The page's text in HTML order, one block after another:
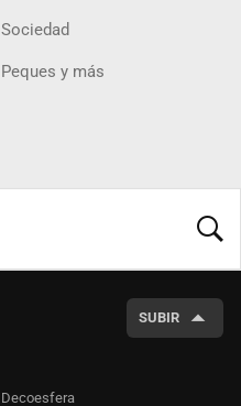
Sociedad
Peques y más
SUBIR
Decoesfera